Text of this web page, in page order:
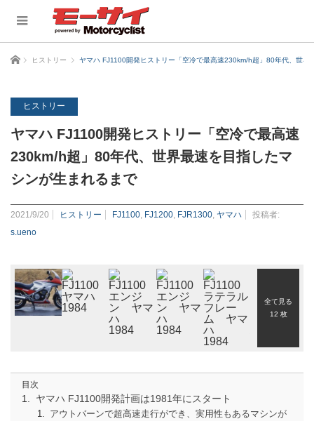
ホーム ヒストリー ヤマハ FJ1100開発ヒストリー「空冷で最高速230km/h超」80年代、世界
ヒストリー
ヤマハ FJ1100開発ヒストリー「空冷で最高速
230km/h超」80年代、世界最速を目指したマ
シンが生まれるまで
2021/9/20 ヒストリー FJ1100 FJ1200 FJR1300 ヤマハ
投稿者:
s.ueno
全て見る
12 枚
目次
ヤマハ FJ1100開発計画は1981年にスタート
アウトバーンで超高速走行ができ、実用性もあるマシンが